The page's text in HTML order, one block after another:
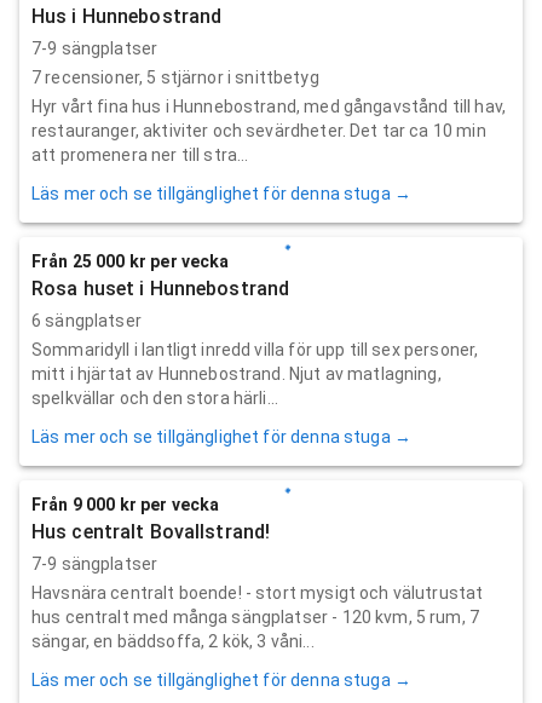
Hus i Hunnebostrand
7-9 sängplatser
7recensioner, 5 stjärnor i snittbetyg
Hyr vårt fina hus i Hunnebostrand, med gångavstånd till hav,
restauranger, aktiviter och sevärdheter. Det tar ca 10 min
att promenera ner till stra...
Läs mer och se tillgänglighet för denna stuga →
Från 25 000 kr per vecka
Rosa huset i Hunnebostrand
6 sängplatser
Sommaridyll i lantligt inredd villa för upp till sex personer,
mitt i hjärtat av Hunnebostrand. Njut av matlagning,
spelkvällar och den stora härli...
Läs mer och se tillgänglighet för denna stuga →
Från 9 000 kr per vecka
Hus centralt Bovallstrand!
7-9 sängplatser
Havsnära centralt boende! - stort mysigt och välutrustat
hus centralt med många sängplatser - 120 kvm, 5 rum, 7
sängar, en bäddsoffa, 2 kök, 3 våni...
Läs mer och se tillgänglighet för denna stuga →